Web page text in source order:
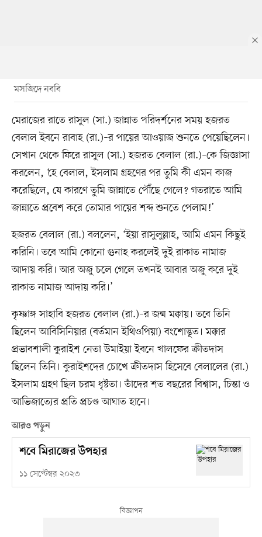
মসজিদে নববি
মেরাজের রাতে রাসুল (সা.) জান্নাত পরিদর্শনের সময় হজরত
বেলাল ইবনে রাবাহ (রা.)–র পায়ের আওয়াজ শুনতে পেয়েছিলেন।
সেখান থেকে ফিরে রাসুল (সা.) হজরত বেলাল (রা.)–কে জিজ্ঞাসা
করলেন, ‘হে বেলাল, ইসলাম গ্রহণের পর তুমি কী এমন কাজ
করেছিলে, যে কারণে তুমি জান্নাতে পৌঁছে গেলে? গতরাতে আমি
জান্নাতে প্রবেশ করে তোমার পায়ের শব্দ শুনতে পেলাম!’
হজরত বেলাল (রা.) বললেন, ‘ইয়া রাসুলুল্লাহ, আমি এমন কিছুই
করিনি। তবে আমি কোনো গুনাহ করলেই দুই রাকাত নামাজ
আদায় করি। আর অজু চলে গেলে তখনই আবার অজু করে দুই
রাকাত নামাজ আদায় করি।’
কৃষ্ণাঙ্গ সাহাবি হজরত বেলাল (রা.)–র জন্ম মক্কায়। তবে তিনি
ছিলেন আবিসিনিয়ার (বর্তমান ইথিওপিয়া) বংশোদ্ভূত। মক্কার
প্রভাবশালী কুরাইশ নেতা উমাইয়া ইবনে খালফের ক্রীতদাস
ছিলেন তিনি। কুরাইশদের চোখে ক্রীতদাস হিসেবে বেলালের (রা.)
ইসলাম গ্রহণ ছিল চরম ধৃষ্টতা। তাঁদের শত বছরের বিশ্বাস, চিন্তা ও
আভিজাত্যের প্রতি প্রচণ্ড আঘাত হানে।
আরও পড়ুন
শবে মিরাজের উপহার
১১ সেপ্টেম্বর ২০২৩